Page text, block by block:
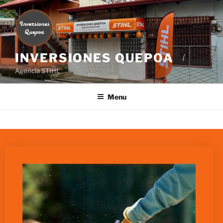
INVERSIONES QUEPOA
Agencia STIHL
Menu